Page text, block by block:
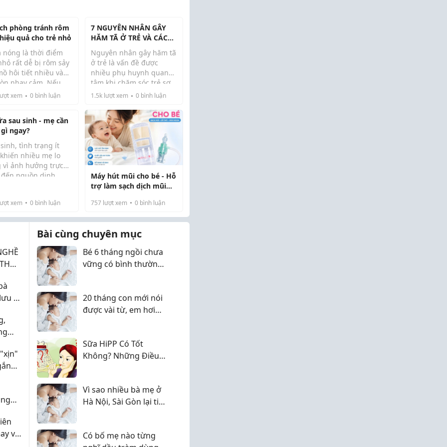
phòng tránh rôm
quả cho trẻ nhỏ
nóng là thời điểm
rất dễ bị rôm sảy
hôi tiết nhiều và
nhạy cảm. Nếu
có biện pháp
và ảnh hưởng đến
Tuy nhiê...
xem 0 bình luận
7 NGUYÊN NHÂN GÂY
HĂM TÃ Ở TRẺ VÀ CÁCH
PHÒNG TRÁNH HIỆU
QUẢ
Nguyên nhân gây hăm tã
ở trẻ là vấn đề được
nhiều phụ huynh quan
tâm khi chăm sóc trẻ sơ
sinh và trẻ nhỏ. Hăm tã là
trẻ nhỏ, đặc biệt là trẻ sơ
sinh thường xuyên sử
dụng bỉm....
1.5klượt xem 0bình luận
sau sinh - mẹ cần
ngay?
sinh, tình trạng ít
nhiều mẹ lo
vì ảnh hưởng trực
nguồn dinh
pháp, mẹ hoàn
có thể cải thiện
sữa và gọi sữa về
xem 0 bình luận
Máy hút mũi cho bé - Hỗ
trợ làm sạch dịch mũi
sinh
757lượt xem 0bình luận
ý
vì
Bài cùng chuyên mục
Bé 6 tháng ngồi chưa
vững có bình thường
20 tháng con mới nói
được vài từ, em hơi
Sữa HiPP Có Tốt
Không? Những Điều
Đình Tin Dùng
Vì sao nhiều bà mẹ ở
Hà Nội, Sài Gòn lại tin
Có bố mẹ nào từng